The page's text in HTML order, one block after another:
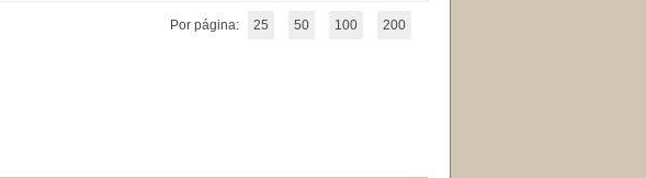
Por página: 25 50 100 200